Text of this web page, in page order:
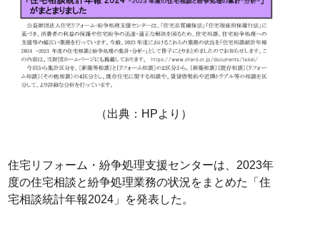
（出典：HPより）
住宅リフォーム・紛争処理支援センターは、2023年
度の住宅相談と紛争処理業務の状況をまとめた「住
宅相談統計年報2024」を発表した。